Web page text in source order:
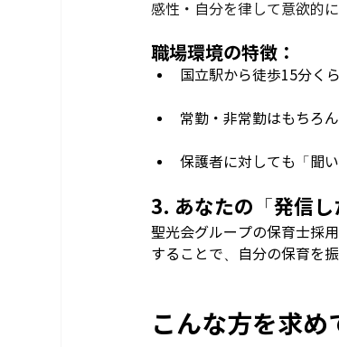
感性・自分を律して意欲的
職場環境の特徴：
国立駅から徒歩15分く
常勤・非常勤はもちろ
保護者に対しても「聞
3. あなたの「発信
聖光会グループの保育士採
することで、自分の保育を
こんな方を求め